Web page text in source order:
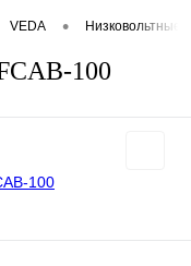
VEDA •
100